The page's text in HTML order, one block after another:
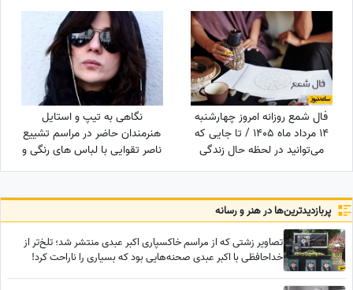
فال شمع روزانه امروز چهارشنبه
14 مرداد ماه 1405 / تا جایی که
می‌توانید در لحظه حال زندگی
نگاهی به تیپ و استایل
هنرمندان حاضر در مراسم تشییع
ناصر تقوایی با لباس های رنگی و
حسینی، مارال بنی آدم، ستاره
پربازدید‌ترین‌ها در هنر و رسانه
تصاویر زشتی که از مراسم خاکسپاری اکبر عبدی منتشر شد؛ تلخ‌تر از
خداحافظی با اکبر عبدی صحنه‌هایی بود که بسیاری را ناراحت کرد!